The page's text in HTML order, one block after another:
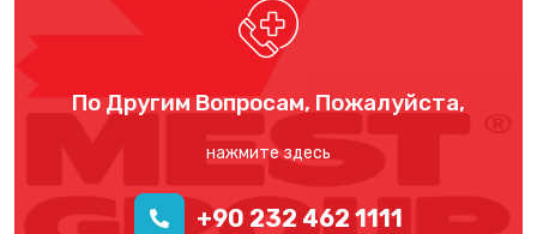
По Другим Вопросам, Пожалуйста,
нажмите здесь
+90 232 462 1111